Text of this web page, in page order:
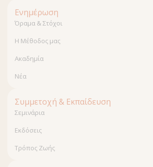
Ενημέρωση
Όραμα & Στόχοι
Η Μέθοδος μας
Ακαδημία
Νέα
Συμμετοχή & Εκπαίδευση
Σεμινάρια
Εκδόσεις
Τρόπος Ζωής